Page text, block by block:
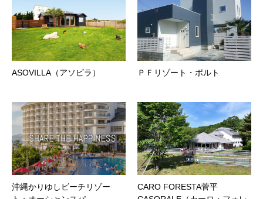
ASOVILLA（アソビラ） ＰＦリゾート・ポルト
沖縄かりゆしビーチリゾー
CARO FORESTA菅平